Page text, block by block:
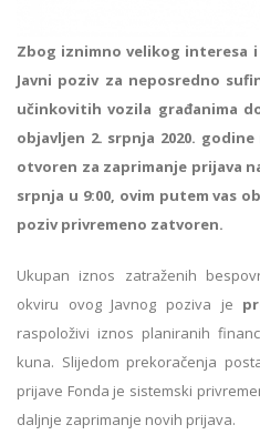
Zbog iznimno velikog interesa
Javni poziv za neposredno
učinkovitih vozila građanima
objavljen 2. srpnja 2020.
otvoren za zaprimanje prijava
srpnja u 9:00, ovim putem vas
poziv privremeno zatvoren.
Ukupan iznos zatraženih
okviru ovog Javnog poziva je
raspoloživi iznos planiranih
kuna. Slijedom prekoračenja
prijave Fonda je sistemski
daljnje zaprimanje novih prijava.